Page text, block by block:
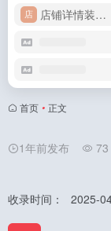
店铺详情装修模版
首页 • 正文
1年前发布 73
收录时间： 2025-